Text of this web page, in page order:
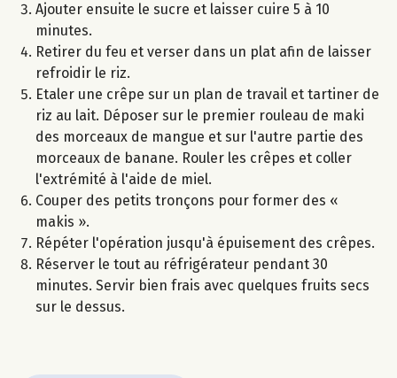
Ajouter ensuite le sucre et laisser cuire 5 à 10
minutes.
Retirer du feu et verser dans un plat afin de laisser
refroidir le riz.
Etaler une crêpe sur un plan de travail et tartiner de
riz au lait. Déposer sur le premier rouleau de maki
des morceaux de mangue et sur l'autre partie des
morceaux de banane. Rouler les crêpes et coller
l'extrémité à l'aide de miel.
Couper des petits tronçons pour former des «
makis ».
Répéter l'opération jusqu'à épuisement des crêpes.
Réserver le tout au réfrigérateur pendant 30
minutes. Servir bien frais avec quelques fruits secs
sur le dessus.